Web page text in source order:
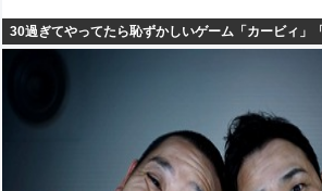
30過ぎてやってたら恥ずかしいゲーム「カービィ」